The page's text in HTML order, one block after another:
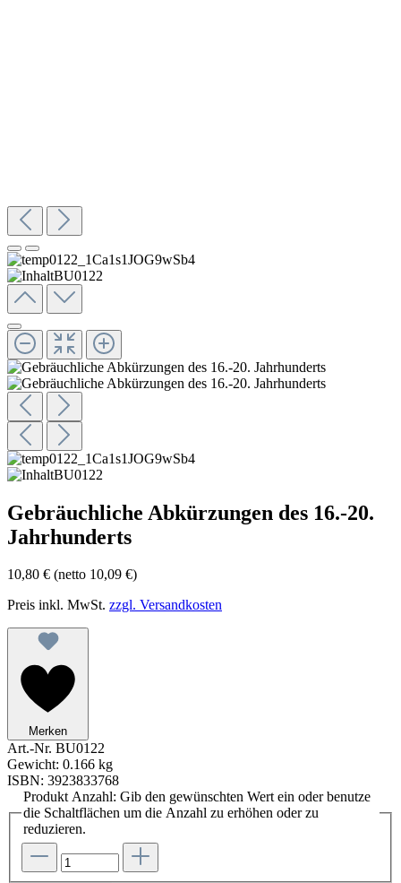
Gebräuchliche Abkürzungen des 16.-20.
Jahrhunderts
10,80 € (netto 10,09 €)
Preis inkl. MwSt. zzgl. Versandkosten
Merken
Art.-Nr. BU0122
Gewicht: 0.166 kg
ISBN: 3923833768
Produkt Anzahl: Gib den gewünschten Wert ein oder benutze
die Schaltflächen um die Anzahl zu erhöhen oder zu
reduzieren.